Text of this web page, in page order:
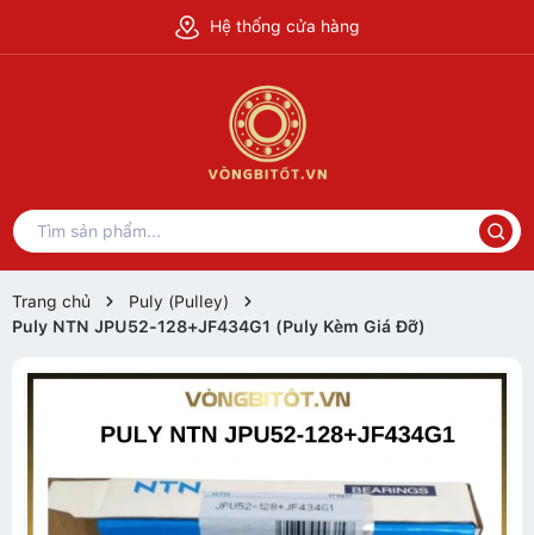
Hệ thống cửa hàng
Trang chủ
Puly (Pulley)
Puly NTN JPU52-128+JF434G1 (Puly Kèm Giá Đỡ)